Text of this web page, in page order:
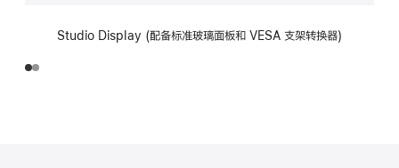
Studio Display (配备标准玻璃面板和 VESA 支架转换器)